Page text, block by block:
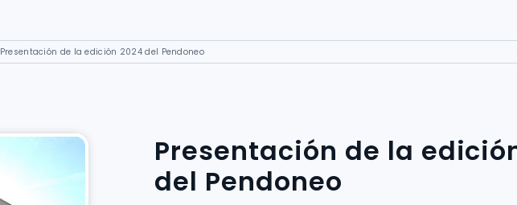
Presentación de la edición 2024 del Pendoneo
Presentación de la
del Pendoneo